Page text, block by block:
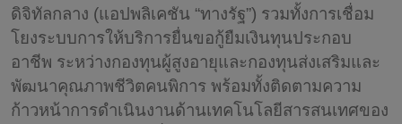
ดิจิทัลกลาง (แอปพลิเคชัน “ทางรัฐ”) รวมทั้งการเชื่อม
โยงระบบการให้บริการยื่นขอกู้ยืมเงินทุนประกอบ
อาชีพ ระหว่างกองทุนผู้สูงอายุและกองทุนส่งเสริมและ
พัฒนาคุณภาพชีวิตคนพิการ พร้อมทั้งติดตามความ
ก้าวหน้าการดำเนินงานด้านเทคโนโลยีสารสนเทศของ